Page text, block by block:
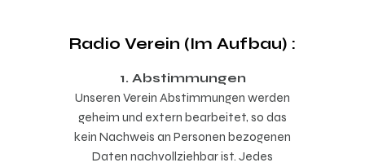
Radio Verein (Im Aufbau) :
1. Abstimmungen
Unseren Verein Abstimmungen werden
geheim und extern bearbeitet, so das
kein Nachweis an Personen bezogenen
Daten nachvollziehbar ist. Jedes